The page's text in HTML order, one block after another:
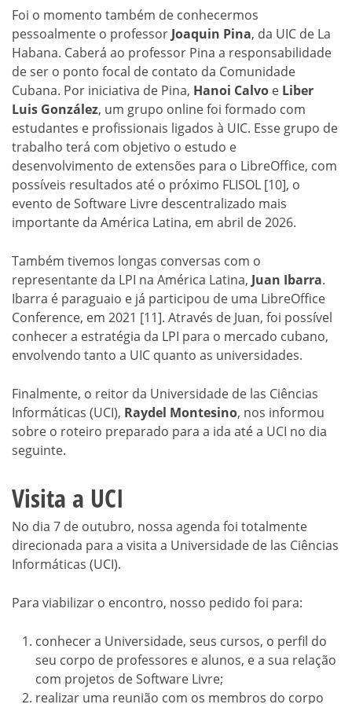
Foi o momento também de conhecermos
pessoalmente o professor Joaquin Pina, da UIC de La
Habana. Caberá ao professor Pina a responsabilidade
de ser o ponto focal de contato da Comunidade
Cubana. Por iniciativa de Pina, Hanoi Calvo e Liber
Luis González, um grupo online foi formado com
estudantes e profissionais ligados à UIC. Esse grupo de
trabalho terá com objetivo o estudo e
desenvolvimento de extensões para o LibreOffice, com
possíveis resultados até o próximo FLISOL [10], o
evento de Software Livre descentralizado mais
importante da América Latina, em abril de 2026.
Também tivemos longas conversas com o
representante da LPI na América Latina, Juan Ibarra.
Ibarra é paraguaio e já participou de uma LibreOffice
Conference, em 2021 [11]. Através de Juan, foi possível
conhecer a estratégia da LPI para o mercado cubano,
envolvendo tanto a UIC quanto as universidades.
Finalmente, o reitor da Universidade de las Ciências
Informáticas (UCI), Raydel Montesino, nos informou
sobre o roteiro preparado para a ida até a UCI no dia
seguinte.
Visita a UCI
No dia 7 de outubro, nossa agenda foi totalmente
direcionada para a visita a Universidade de las Ciências
Informáticas (UCI).
Para viabilizar o encontro, nosso pedido foi para:
conhecer a Universidade, seus cursos, o perfil do
seu corpo de professores e alunos, e a sua relação
com projetos de Software Livre;
realizar uma reunião com os membros do corpo